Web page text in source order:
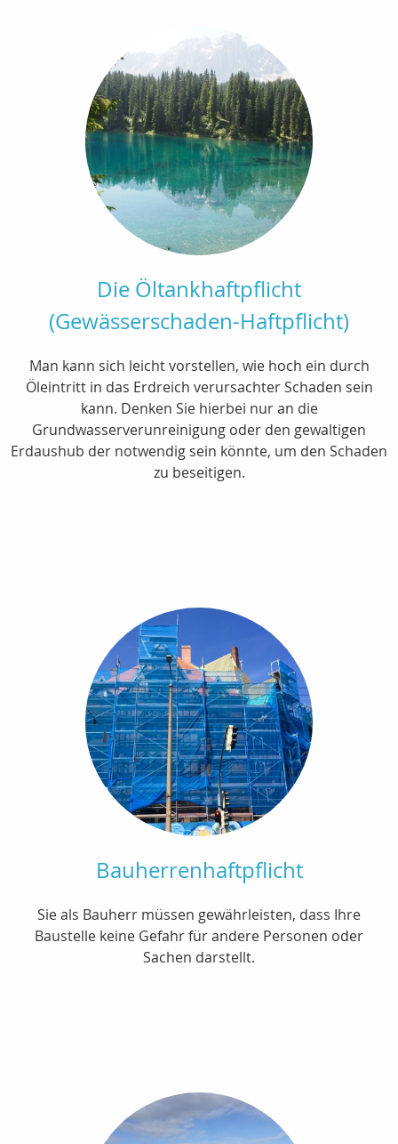
Die Öltankhaftpflicht
(Gewässerschaden-Haftpflicht)
Man kann sich leicht vorstellen, wie hoch ein durch
Öleintritt in das Erdreich verursachter Schaden sein
kann. Denken Sie hierbei nur an die
Grundwasserverunreinigung oder den gewaltigen
Erdaushub der notwendig sein könnte, um den Schaden
zu beseitigen.
Bauherrenhaftpflicht
Sie als Bauherr müssen gewährleisten, dass Ihre
Baustelle keine Gefahr für andere Personen oder
Sachen darstellt.